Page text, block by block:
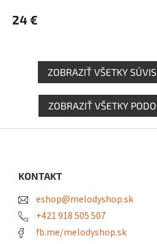
24 €
ZOBRAZIŤ VŠETKY
ZOBRAZIŤ VŠETKY
KONTAKT
eshop@melodyshop.sk
+421 918 505 507
fb.me/melodyshop.sk